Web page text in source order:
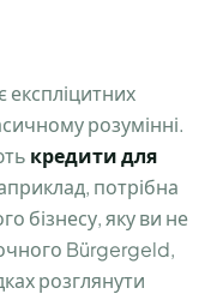
розумінні.
кредити для
потрібна
бізнесу, яку ви не
Bürgergeld,
розглянути